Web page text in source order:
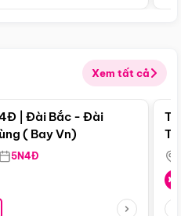
Xem tất cả
Điểm nổi bật
| Đài Bắc - Đài
( Bay Vn)
5N4Đ